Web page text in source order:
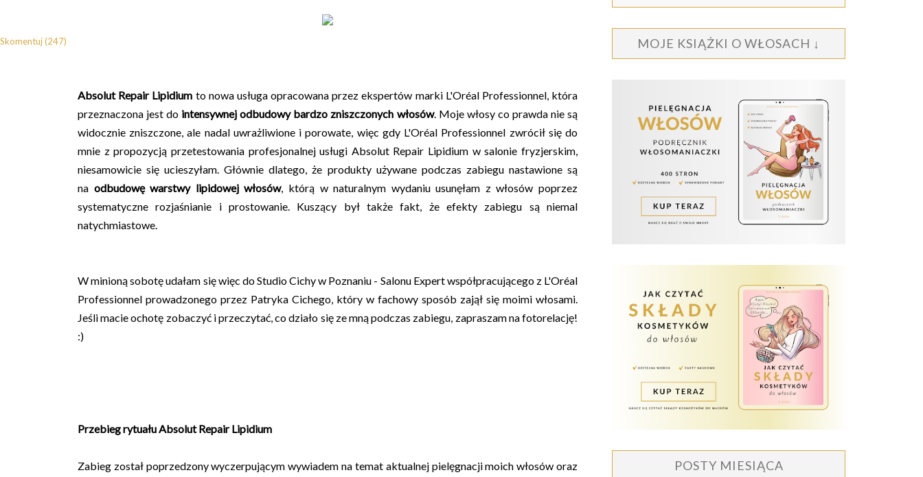
Absolut Repair Lipidium to nowa usługa opracowana przez ekspertów marki L'Oréal Professionnel, która
przeznaczona jest do intensywnej odbudowy bardzo zniszczonych włosów. Moje włosy co prawda nie są
widocznie zniszczone, ale nadal uwrażliwione i porowate, więc gdy L'Oréal Professionnel zwrócił się do
mnie z propozycją przetestowania profesjonalnej usługi Absolut Repair Lipidium w salonie fryzjerskim,
niesamowicie się ucieszyłam. Głównie dlatego, że produkty używane podczas zabiegu nastawione są
na odbudowę warstwy lipidowej włosów, którą w naturalnym wydaniu usunęłam z włosów poprzez
systematyczne rozjaśnianie i prostowanie. Kuszący był także fakt, że efekty zabiegu są niemal
natychmiastowe.
W minioną sobotę udałam się więc do Studio Cichy w Poznaniu - Salonu Expert współpracującego z L'Oréal
Professionnel prowadzonego przez Patryka Cichego, który w fachowy sposób zajął się moimi włosami.
Jeśli macie ochotę zobaczyć i przeczytać, co działo się ze mną podczas zabiegu, zapraszam na fotorelację!
:)
Przebieg rytuału Absolut Repair Lipidium
Zabieg został poprzedzony wyczerpującym wywiadem na temat aktualnej pielęgnacji moich włosów oraz
Skomentuj (247) MOJE KSIĄŻKI O WŁOSACH ↓
POSTY MIESIĄCA